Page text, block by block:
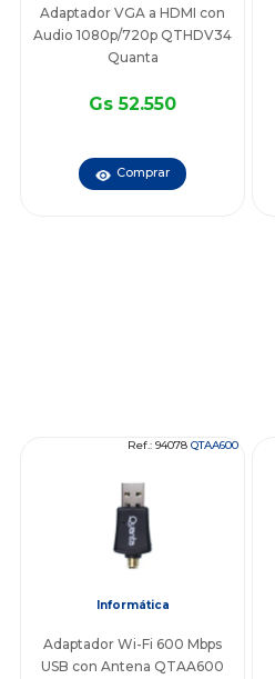
Adaptador VGA a HDMI con
Audio 1080p/720p QTHDV34
Quanta
Gs 52.550
Comprar
Ref.: 94078 QTAA600
Informática
Adaptador Wi-Fi 600 Mbps
USB con Antena QTAA600